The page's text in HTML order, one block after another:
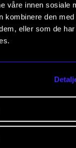
våre innen sosiale
kombinere den med
eller som de